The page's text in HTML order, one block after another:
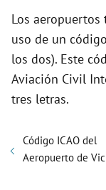
Los
uso de un
los dos). Este
Aviación Civil
tres letras.
Código ICAO del
Aeropuerto de